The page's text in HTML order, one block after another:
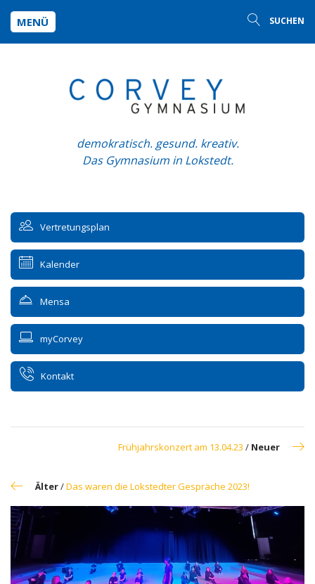
MENÜ SUCHEN
demokratisch. gesund. kreativ.
Das Gymnasium in Lokstedt.
Vertretungsplan
Kalender
Mensa
myCorvey
Kontakt
Frühjahrskonzert am 13.04.23 / Neuer
Älter/Das waren die Lokstedter Gespräche 2023!